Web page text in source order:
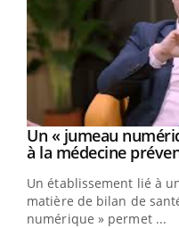
Youtube
Un « jumeau
à la médecine
Un établissement lié à
matière de bilan de
numérique » permet ...